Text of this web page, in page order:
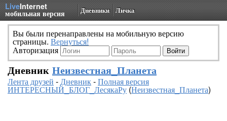
LiveInternet
мобильная версия Дневники Личка
Вы были перенаправлены на мобильную версию
страницы. Вернуться!
Авторизация
Дневник Неизвестная_Планета
Лента друзей -Дневник-Полная версия
ИНТЕРЕСНЫЙ_БЛОГ_ЛесякаРу(Неизвестная_Планета)